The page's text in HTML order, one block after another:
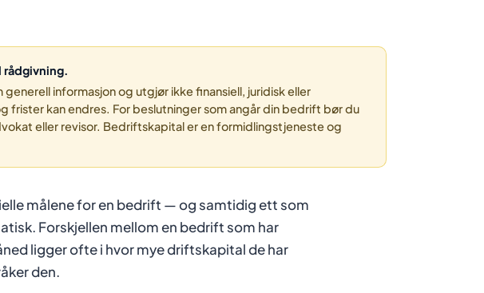
rådgivning.
informasjon og utgjør ikke finansiell, juridisk eller
frister kan endres. For beslutninger som angår din bedrift bør du
eller revisor. Bedriftskapital er en formidlingstjeneste og
målene for en bedrift — og samtidig ett som
Forskjellen mellom en bedrift som har
ligger ofte i hvor mye driftskapital de har
den.